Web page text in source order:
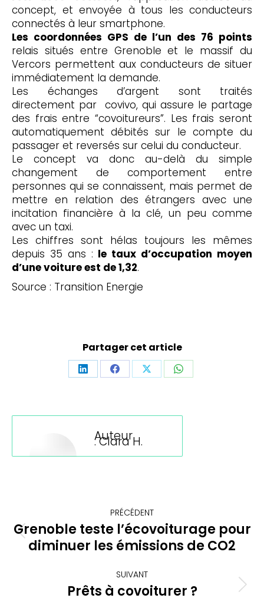
concept, et envoyée à tous les conducteurs
connectés à leur smartphone.
Les coordonnées GPS de l’un des 76 points
relais situés entre Grenoble et le massif du
Vercors permettent aux conducteurs de situer
immédiatement la demande.
Les échanges d’argent sont traités
directement par covivo, qui assure le partage
des frais entre “covoitureurs”. Les frais seront
automatiquement débités sur le compte du
passager et reversés sur celui du conducteur.
Le concept va donc au-delà du simple
changement de comportement entre
personnes qui se connaissent, mais permet de
mettre en relation des étrangers avec une
incitation financière à la clé, un peu comme
avec un taxi.
Les chiffres sont hélas toujours les mêmes
depuis 35 ans : le taux d’occupation moyen
d’une voiture est de 1,32.
Source : Transition Energie
Partager cet article
PartagerPartagerPartagerPartager
Auteur
:Clara H.
Navigation
article PRÉCÉDENT
Article
précédent
Grenoble teste l’écovoiturage pour
diminuer les émissions de CO2
SUIVANT
Article
Prêts à covoiturer ?